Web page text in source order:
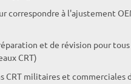
correspondre à l'ajustement
et de révision pour tous
CRT)
CRT militaires et commerciales